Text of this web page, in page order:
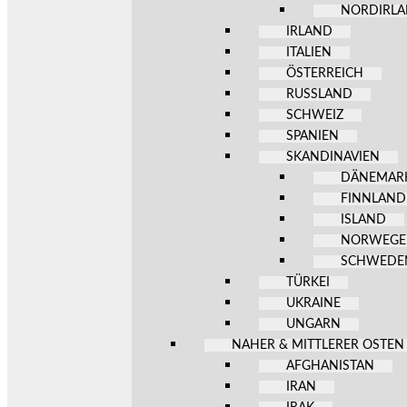
IRLAND
ITALIEN
ÖSTERREICH
RUSSLAND
SCHWEIZ
SPANIEN
SKANDINAVIEN
FINNLAND
ISLAND
TÜRKEI
UKRAINE
UNGARN
NAHER & MITTLERER OSTEN
AFGHANISTAN
IRAN